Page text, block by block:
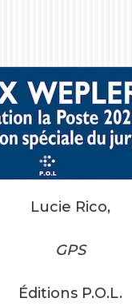
Lucie Rico,
GPS
Éditions P.O.L.